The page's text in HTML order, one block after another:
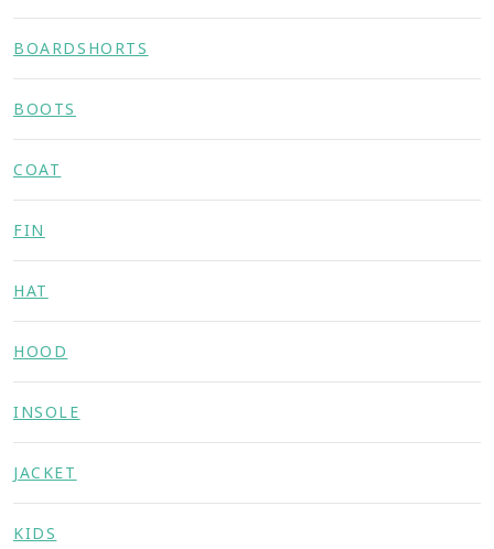
BOARDSHORTS
BOOTS
COAT
FIN
HAT
HOOD
INSOLE
JACKET
KIDS